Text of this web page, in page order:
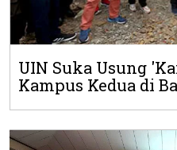
UIN Suka Usung
Kampus Kedua di